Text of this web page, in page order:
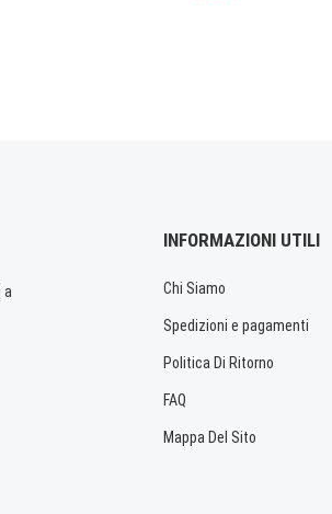
a
INFORMAZIONI UTILI
Chi Siamo
Spedizioni e pagamenti
Politica Di Ritorno
FAQ
Mappa Del Sito